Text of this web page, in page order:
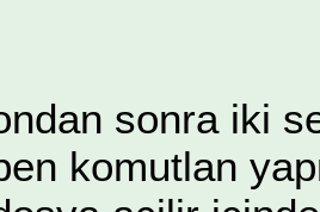
sonra iki
komutlan